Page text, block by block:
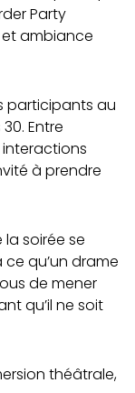
Party
ambiance
participants au
Entre
à prendre
soirée se
qu’un drame
de mener
qu’il ne soit
théâtrale,